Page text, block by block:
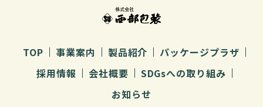
TOP 事業案内 製品紹介
パッケージプラザ
採用情報
会社概要
SDGsへの取り組み
お知らせ